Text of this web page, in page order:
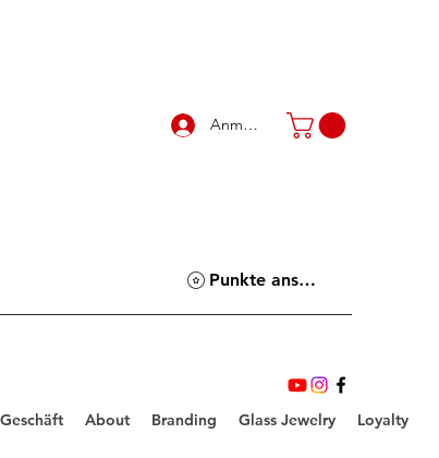
Anmelden
Punkte ansehen
Geschäft About Branding Glass Jewelry Loyalty